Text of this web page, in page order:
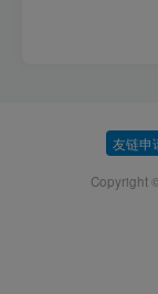
友链申
Copyright